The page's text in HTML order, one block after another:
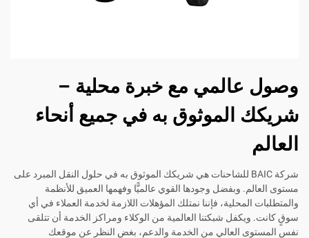
وصول عالمي مع خبرة محلية –
شريكك الموثوق به في جميع أنحاء
العالم
شركة BAIC للشاحنات هي شريكك الموثوق به في حلول النقل المبرد على
مستوى العالم. وبفضل وجودها القوي عالميًّا وفهمها العميق للأنظمة
والمتطلبات المحلية، فإننا نمتلك المؤهلات اللازمة لخدمة العملاء في أي
سوقٍ كانت. ويكفل شبكتنا العالمية من الوكلاء ومراكز الخدمة أن تتلقى
نفس المستوى العالي من الخدمة والدعم، بغض النظر عن موقعك